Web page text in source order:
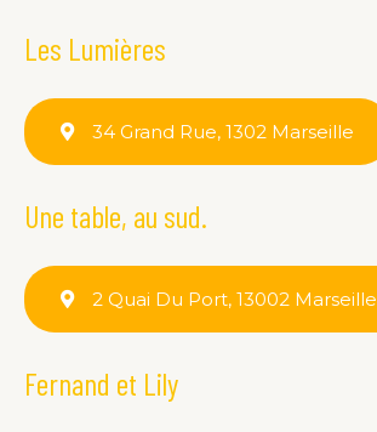
Les Lumières
34 Grand Rue, 1302 Marseille
Une table, au sud.
2 Quai Du Port, 13002 Marseille
Fernand et Lily